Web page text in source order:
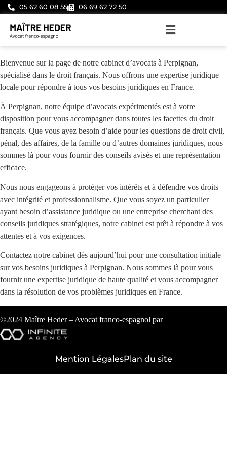
05 62 60 08 55 06 69 62 72 50
Bienvenue sur la page de notre cabinet d’avocats à Perpignan,
spécialisé dans le droit français. Nous offrons une expertise juridique
locale pour répondre à tous vos besoins juridiques en France.
À Perpignan, notre équipe d’avocats expérimentés est à votre
disposition pour vous accompagner dans toutes les facettes du droit
français. Que vous ayez besoin d’aide pour les questions de droit civil,
pénal, des affaires, de la famille ou d’autres domaines juridiques, nous
sommes là pour vous fournir des conseils avisés et une représentation
efficace.
Nous nous engageons à protéger vos intérêts et à défendre vos droits
avec intégrité et professionnalisme. Que vous soyez un particulier
ayant besoin d’assistance juridique ou une entreprise cherchant des
conseils juridiques stratégiques, notre cabinet est prêt à répondre à vos
attentes et à vos exigences.
Contactez notre cabinet dès aujourd’hui pour une consultation initiale
sur vos besoins juridiques à Perpignan. Nous sommes là pour vous
fournir une expertise juridique de haute qualité et vous accompagner
dans la résolution de vos problèmes juridiques en France.
©2024 Maître Heder – Avocat franco-espagnol par
Mention LégalesPlan du site